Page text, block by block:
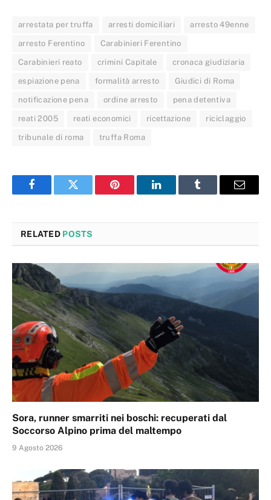
arrestata per truffa arresti domiciliari arresto 49enne
arresto Ferentino Carabinieri Ferentino
Carabinieri reato crimini Capitale cronaca giudiziaria
espiazione pena formalità arresto Giudici di Roma
notificazione pena ordine arresto pena detentiva
reati 2005 reati economici ricettazione riciclaggio
tribunale di roma truffa Roma
FacebookTwitter Pinterest LinkedInTumblr Email
RELATED POSTS
Sora, runner smarriti nei boschi: recuperati dal
Soccorso Alpino prima del maltempo
9 Agosto 2026